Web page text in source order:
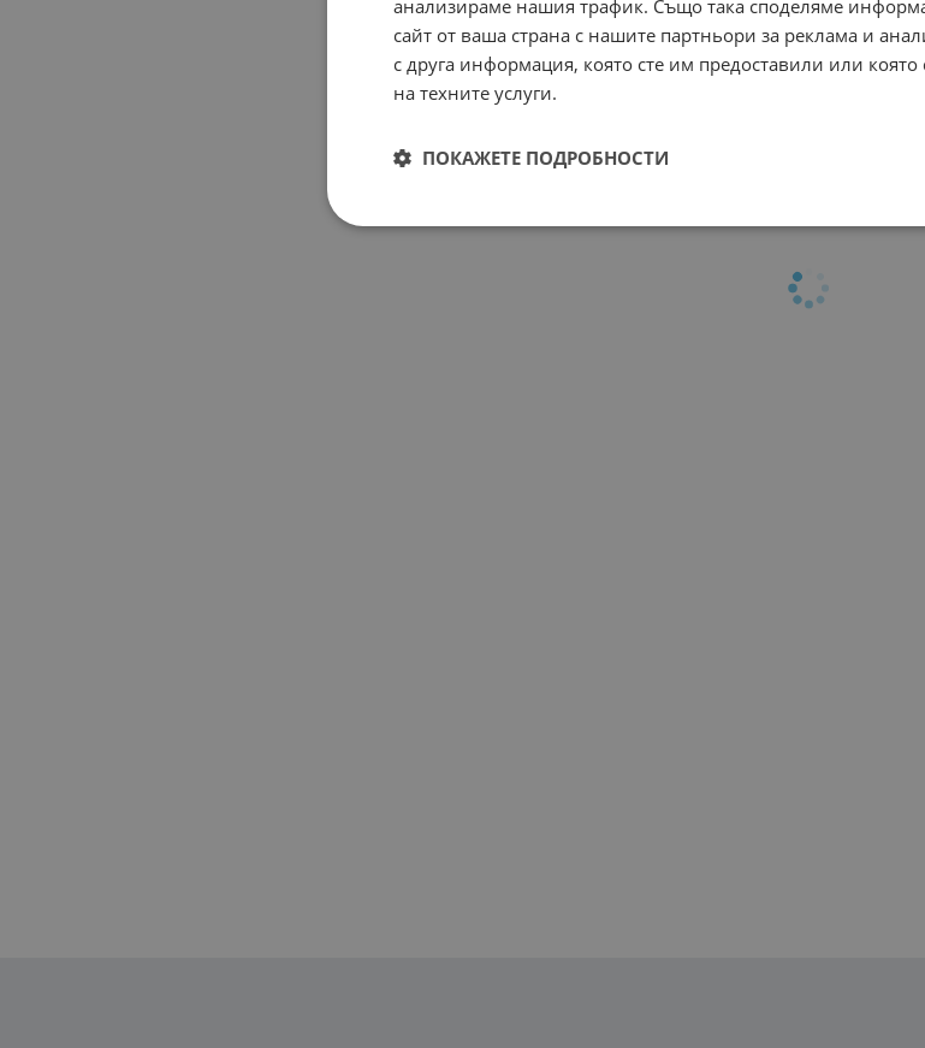
анализираме нашия трафик. Също така споделяме
сайт от ваша страна с нашите партньори за реклама и
с друга информация, която сте им предоставили или
на техните услуги.
ПОКАЖЕТЕ ПОДРОБНОСТИ